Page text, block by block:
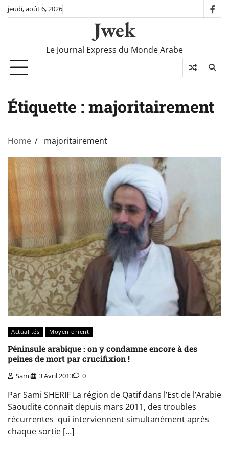
Skipjeudi, août 6, 2026
Jwek
Le Journal Express du Monde Arabe
Étiquette : majoritairement
Home majoritairement
Actualités Moyen-orient
Péninsule arabique : on y condamne encore à des
peines de mort par crucifixion !
Sami 3 Avril 2013 0
Par Sami SHERIF La région de Qatif dans l’Est de l’Arabie
Saoudite connait depuis mars 2011, des troubles
récurrentes qui interviennent simultanément après
chaque sortie […]